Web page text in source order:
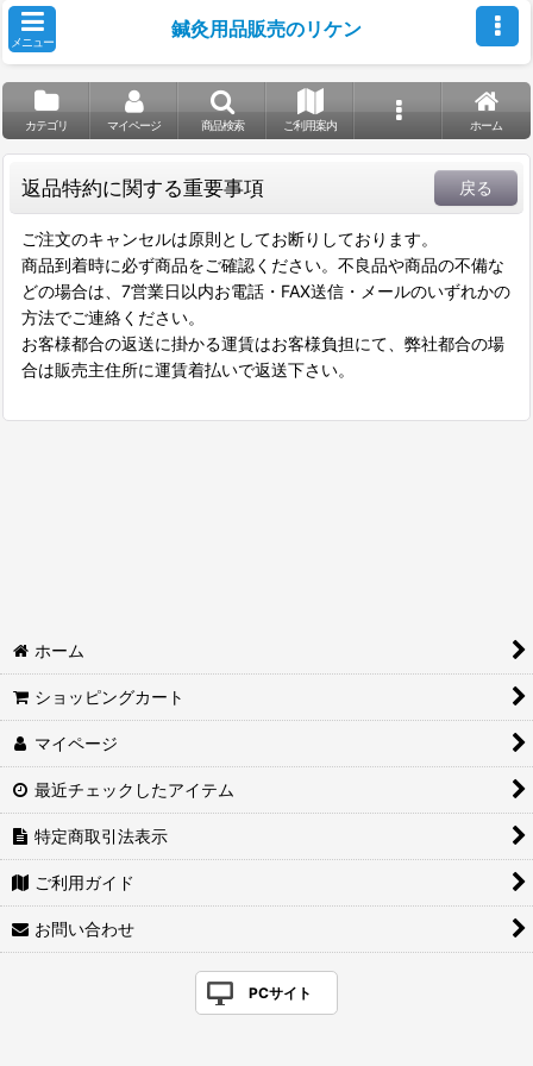
メニュー
鍼灸用品販売のリケン
カテゴリ マイページ 商品検索 ご利用案内 ホーム
返品特約に関する重要事項 戻る
ご注文のキャンセルは原則としてお断りしております。
商品到着時に必ず商品をご確認ください。不良品や商品の不備な
どの場合は、7営業日以内お電話・FAX送信・メールのいずれかの
方法でご連絡ください。
お客様都合の返送に掛かる運賃はお客様負担にて、弊社都合の場
合は販売主住所に運賃着払いで返送下さい。
ホーム
ショッピングカート
マイページ
最近チェックしたアイテム
特定商取引法表示
ご利用ガイド
お問い合わせ
PCサイト